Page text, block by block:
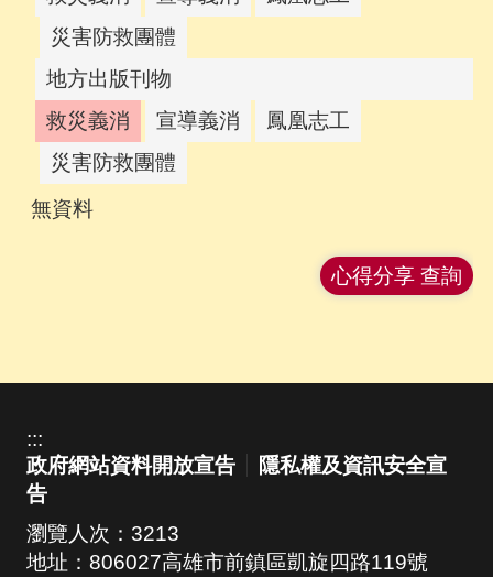
災害防救團體
地方出版刊物
救災義消
宣導義消
鳳凰志工
災害防救團體
無資料
心得分享 查詢
:::
政府網站資料開放宣告
隱私權及資訊安全宣
告
瀏覽人次： 3213
地址：806027高雄市前鎮區凱旋四路119號